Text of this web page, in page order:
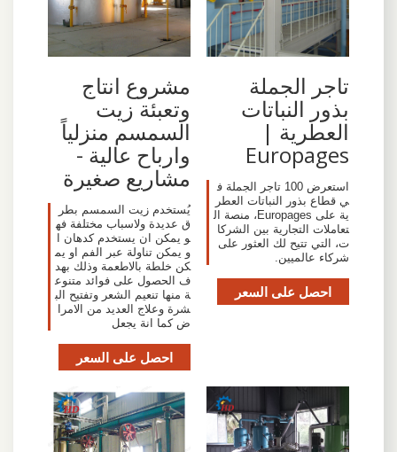
تاجر الجملة
بذور النباتات
العطرية |
Europages
استعرض 100 تاجر الجملة ف
ي قطاع بذور النباتات العطر
ية على Europages، منصة ال
تعاملات التجارية بين الشركا
ت، التي تتيح لك العثور على
شركاء عالميين.
احصل على السعر
مشروع انتاج
وتعبئة زيت
السمسم منزلياً
وارباح عالية -
مشاريع صغيرة
يُستخدم زيت السمسم بطر
ق عديدة ولاسباب مختلفة فه
و يمكن ان يستخدم كدهان ا
و يمكن تناولة عبر الفم او يم
كن خلطة بالاطعمة وذلك بهد
ف الحصول على فوائد متنوع
ة منها تنعيم الشعر وتفتيح الب
شرة وعلاج العديد من الامرا
ض كما انة يجعل
احصل على السعر